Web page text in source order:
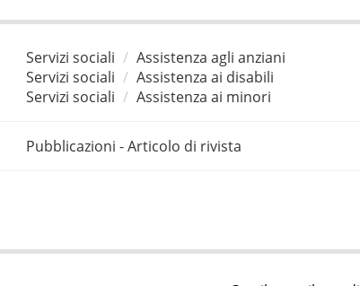
Servizi sociali
Assistenza agli anziani
Servizi sociali
Assistenza ai disabili
Servizi sociali
Assistenza ai minori
Pubblicazioni - Articolo di rivista